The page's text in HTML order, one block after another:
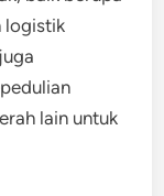
logistik
lain untuk